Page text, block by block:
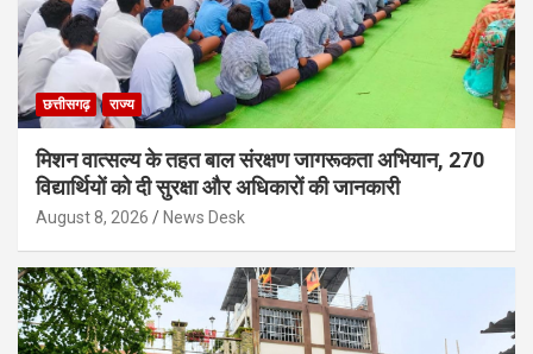
छत्तीसगढ़ राज्य
मिशन वात्सल्य के तहत बाल संरक्षण जागरूकता अभियान, 270
विद्यार्थियों को दी सुरक्षा और अधिकारों की जानकारी
August 8, 2026 News Desk